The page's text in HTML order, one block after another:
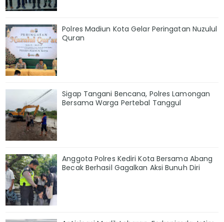
Polres Madiun Kota Gelar Peringatan Nuzulul
Quran
Sigap Tangani Bencana, Polres Lamongan
Bersama Warga Pertebal Tanggul
Anggota Polres Kediri Kota Bersama Abang
Becak Berhasil Gagalkan Aksi Bunuh Diri